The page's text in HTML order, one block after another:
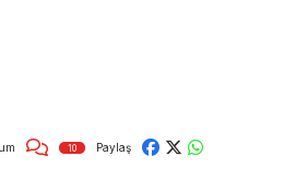
10 Paylaş